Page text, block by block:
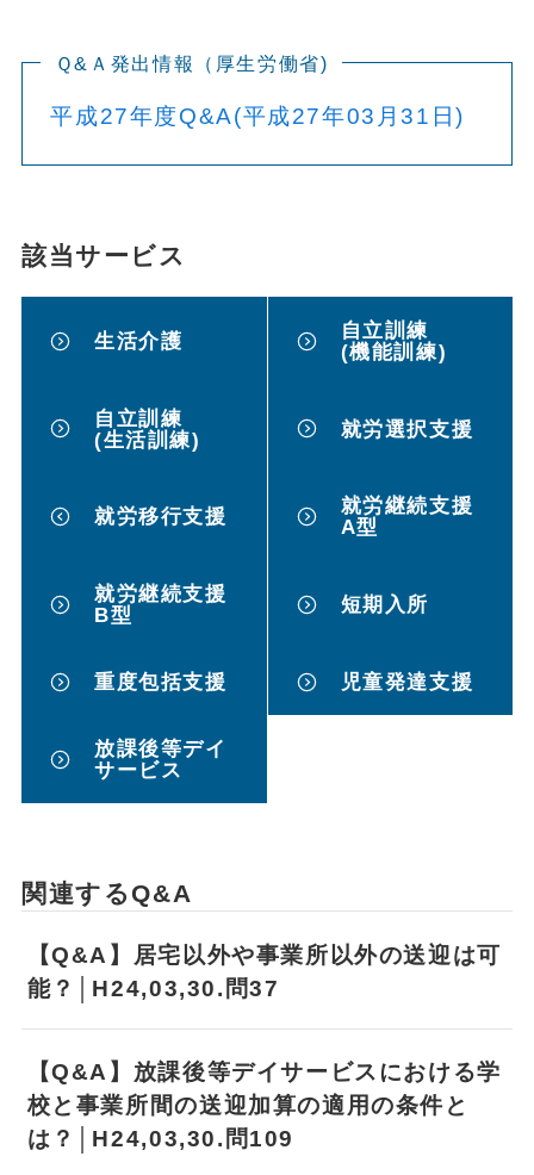
Ｑ&Ａ発出情報（厚生労働省)
平成27年度Q&A(平成27年03月31日)
該当サービス
生活介護
自立訓練
(機能訓練)
自立訓練
(生活訓練)
就労選択支援
就労移行支援
就労継続支援
A型
就労継続支援
B型
短期入所
重度包括支援 児童発達支援
放課後等デイ
サービス
関連するQ&A
【Q&A】居宅以外や事業所以外の送迎は可
能？│H24,03,30.問37
【Q&A】放課後等デイサービスにおける学
校と事業所間の送迎加算の適用の条件と
は？│H24,03,30.問109